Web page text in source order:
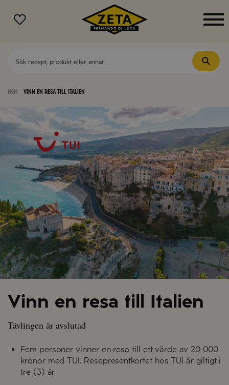
MENY
Hem Vinn en resa till Italien
Vinn en resa till Italien
Tävlingen är avslutad
Fem personer vinner en resa till ett värde av 20 000
kronor med TUI. Resepresentkortet hos TUI är giltigt i
tre (3) år.